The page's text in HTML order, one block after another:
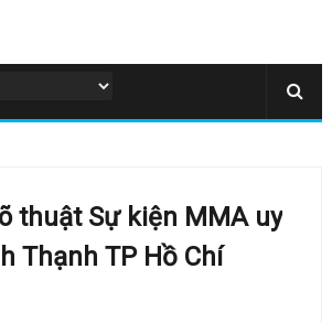
thuật Sự kiện MMA uy
Thạnh TP Hồ Chí